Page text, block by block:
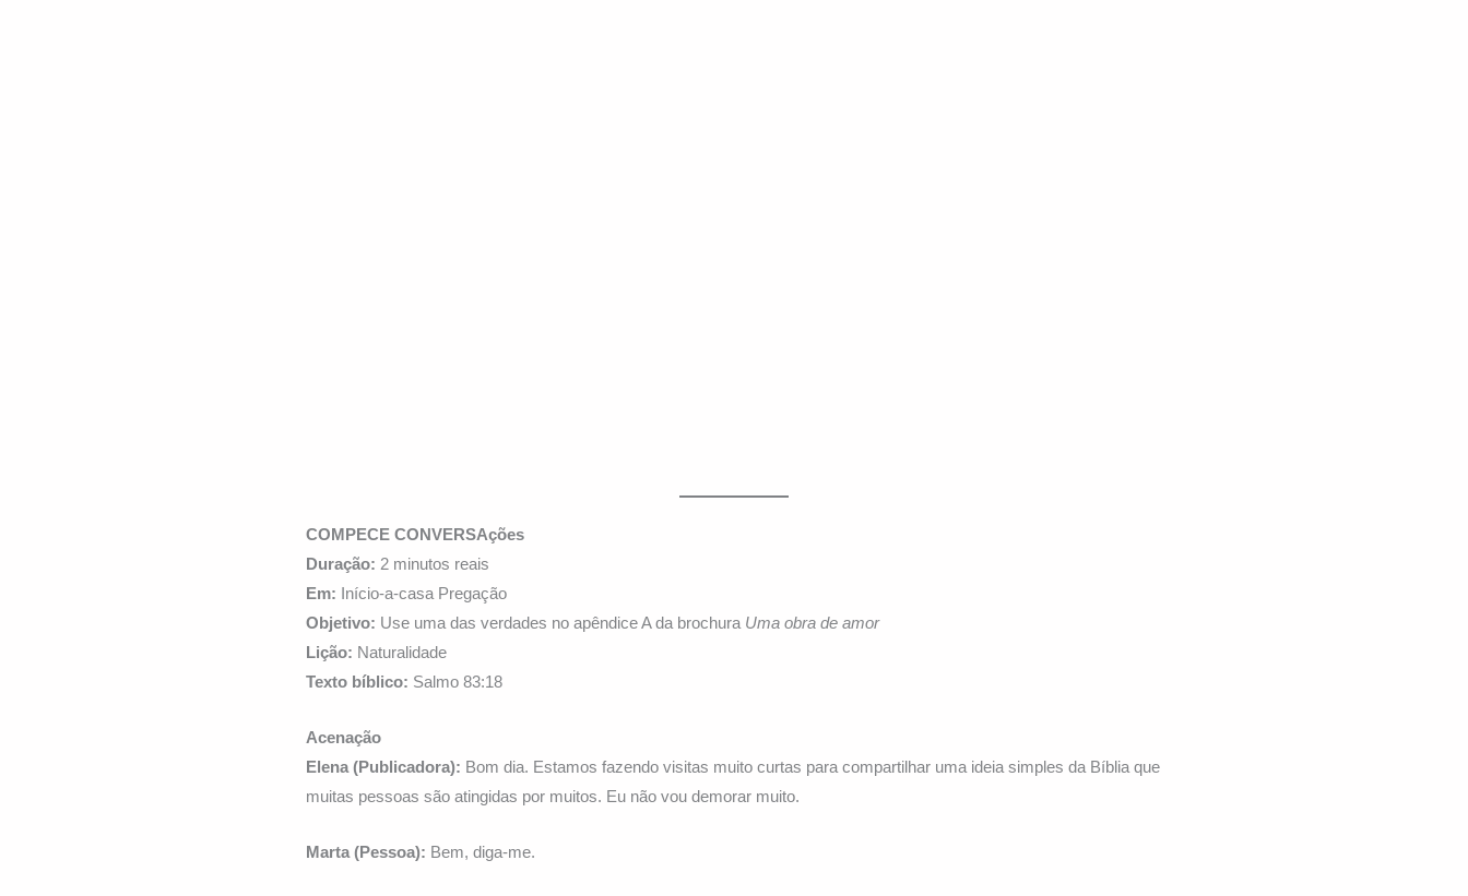
COMPECE CONVERSAções
Duração: 2 minutos reais
Em: Início-a-casa Pregação
Objetivo: Use uma das verdades no apêndice A da brochura Uma obra de amor
Lição: Naturalidade
Texto bíblico: Salmo 83:18
Acenação
Elena (Publicadora): Bom dia. Estamos fazendo visitas muito curtas para compartilhar uma ideia simples da Bíblia que
muitas pessoas são atingidas por muitos. Eu não vou demorar muito.
Marta (Pessoa): Bem, diga-me.